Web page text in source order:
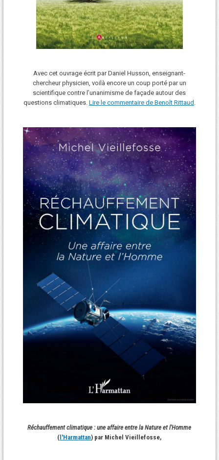
Avec cet ouvrage écrit par Daniel Husson, enseignant-
chercheur physicien, voilà encore un coup porté par un
scientifique contre l’unanimisme de façade autour des
questions climatiques. Lire le commentaire de Benoît Rittaud
Réchauffement climatique : une affaire entre la Nature et l'Homme
(l'Harmattan) par Michel Vieillefosse,